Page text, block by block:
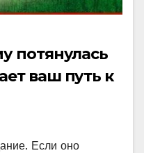
потянулась
ваш путь к
Если оно